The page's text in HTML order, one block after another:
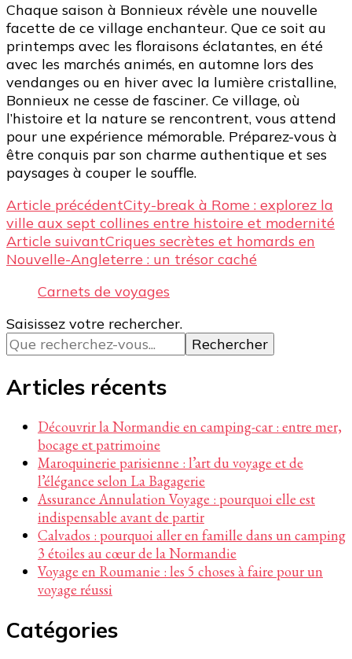
Chaque saison à Bonnieux révèle une nouvelle
facette de ce village enchanteur. Que ce soit au
printemps avec les floraisons éclatantes, en été
avec les marchés animés, en automne lors des
vendanges ou en hiver avec la lumière cristalline,
Bonnieux ne cesse de fasciner. Ce village, où
l’histoire et la nature se rencontrent, vous attend
pour une expérience mémorable. Préparez-vous à
être conquis par son charme authentique et ses
paysages à couper le souffle.
Navigation
d’article
Article précédentCity-break à Rome : explorez la
ville aux sept collines entre histoire et modernité
Article suivantCriques secrètes et homards en
Nouvelle-Angleterre : un trésor caché
Carnets de voyages
Vous
recherchiez
quelque
chose ?
Saisissez votre rechercher.
Articles récents
Découvrir la Normandie en camping-car : entre mer,
bocage et patrimoine
Maroquinerie parisienne : l’art du voyage et de
l’élégance selon La Bagagerie
Assurance Annulation Voyage : pourquoi elle est
indispensable avant de partir
Calvados : pourquoi aller en famille dans un camping
3 étoiles au cœur de la Normandie
Voyage en Roumanie : les 5 choses à faire pour un
voyage réussi
Catégories